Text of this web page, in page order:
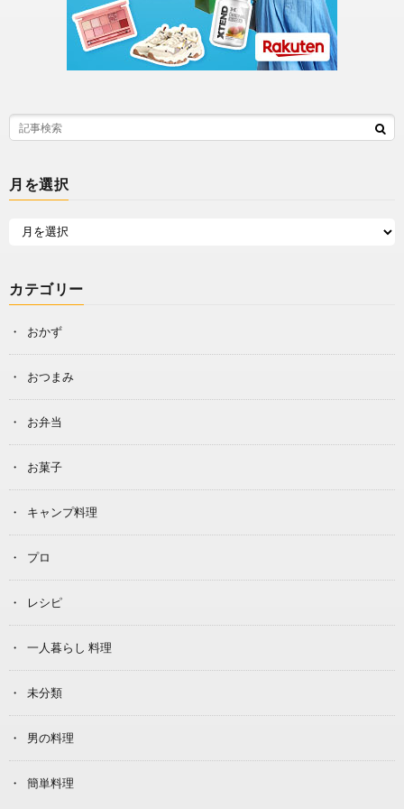
月を選択
カテゴリー
おかず
おつまみ
お弁当
お菓子
キャンプ料理
プロ
レシピ
一人暮らし 料理
未分類
男の料理
簡単料理